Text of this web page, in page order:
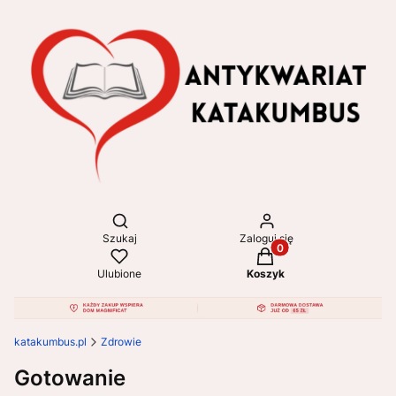
Otwórz wyszukiwarkę
Szukaj Zaloguj się
Ulubione
Produkty w koszyku:
Koszyk
katakumbus.pl Zdrowie
Gotowanie